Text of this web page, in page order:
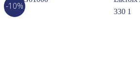
-10%